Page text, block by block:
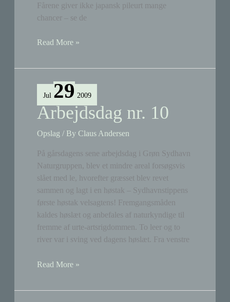
Fårene giver ikke japansk pileurt mange
chancer – se de
De
får!
Read More »
Jul 29 2009
Arbejdsdag nr. 10
Opslag / ByClaus Andersen
På gårsdagens sene arbejdsdag i Grøn Sydhavn
Naturgruppen, blev et mindre areal forsøgsvis
slået med le, hvorefter græsset blev revet
sammen og lagt i en høstak – Sydhavnstippens
første høstak velsagtens! Fremgangsmåden
kaldes høslæt og anbefales af naturkyndige til
fremme af urte-artsrigdommen. To leer og to
river var i sving ved dagens høslæt. Fra venstre
Arbejdsdag
10
Read More »